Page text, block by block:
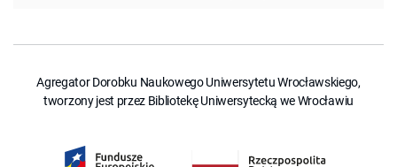
Agregator Dorobku Naukowego Uniwersytetu Wrocławskiego,
tworzony jest przez Bibliotekę Uniwersytecką we Wrocławiu